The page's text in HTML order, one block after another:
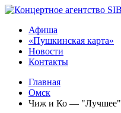
Афиша
«Пушкинская карта»
Новости
Контакты
Главная
Омск
Чиж и Ко — "Лучшее"